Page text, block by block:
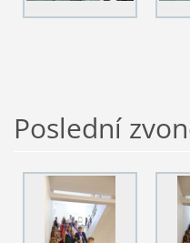
Poslední